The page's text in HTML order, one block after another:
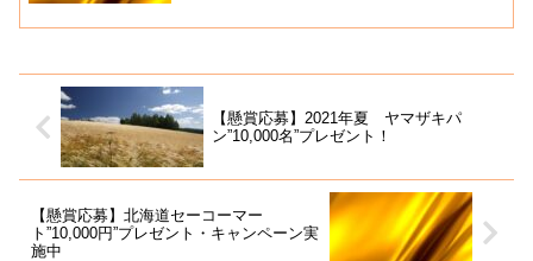
【懸賞応募】2021年夏 ヤマザキパ
ン”10,000名”プレゼント！
【懸賞応募】北海道セーコーマー
ト”10,000円”プレゼント・キャンペーン実
施中